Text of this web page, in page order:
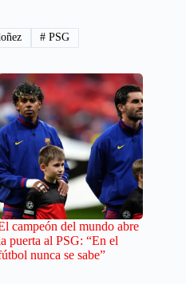
# PSG
campeón del mundo abre
puerta al PSG: “En el
nunca se sabe”